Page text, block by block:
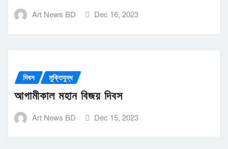
Art News BD Dec 16, 2023
দিবস মুক্তিযুদ্ধ
আগামীকাল মহান বিজয় দিবস
Art News BD Dec 15, 2023